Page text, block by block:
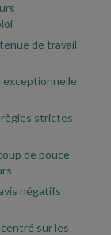
de travail
exceptionnelle
strictes
de pouce
négatifs
sur les